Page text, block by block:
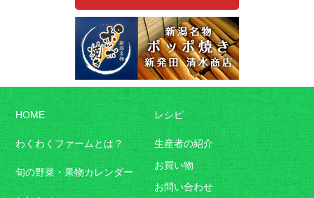
HOME
わくわくファームとは？
旬の野菜・果物カレンダー
レシピ
生産者の紹介
お買い物
お問い合わせ